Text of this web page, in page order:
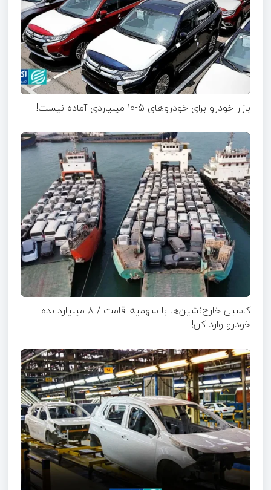
بازار خودرو برای خودروهای 5-10 میلیاردی آماده نیست!
کاسبی خارج‌نشین‌ها با سهمیه اقامت / ۸ میلیارد بده
خودرو وارد کن!